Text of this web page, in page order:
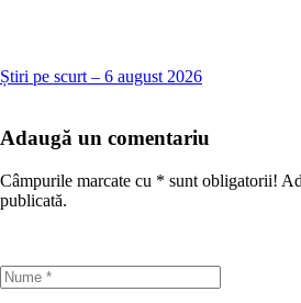
Știri pe scurt – 6 august 2026
Adaugă un comentariu
Câmpurile marcate cu * sunt obligatorii!
publicată.